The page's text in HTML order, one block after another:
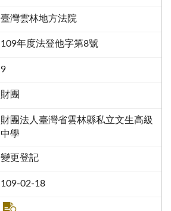
臺灣雲林地方法院
109年度法登他字第8號
9
財團
財團法人臺灣省雲林縣私立文生高級
中學
變更登記
109-02-18